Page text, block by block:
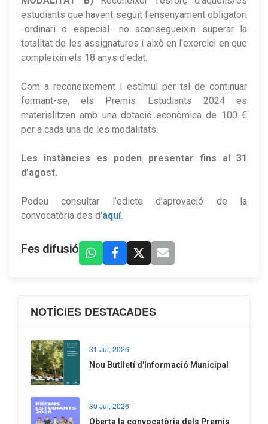
estudiants que havent seguit l'ensenyament obligatori
-ordinari o especial- no aconsegueixin superar la
totalitat de les assignatures i això en l'exercici en que
compleixin els 18 anys d'edat.
Com a reconeixement i estímul per tal de continuar
formant-se, els Premis Estudiants 2024 es
materialitzen amb una dotació econòmica de 100 €
per a cada una de les modalitats.
Les instàncies es poden presentar fins al 31
d’agost.
Podeu consultar l’edicte d'aprovació de la
convocatòria des d'aquí.
Fes difusió
NOTÍCIES DESTACADES
31 Jul, 2026
Nou Butlletí d'Informació Municipal
30 Jul, 2026
Oberta la convocatòria dels Premis